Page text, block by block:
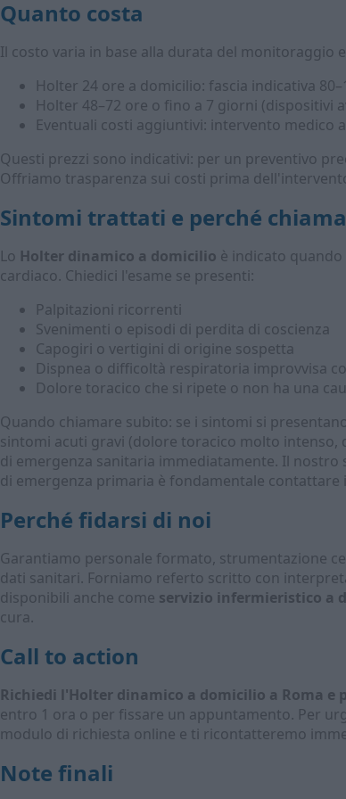
Quanto costa
Il costo varia in base alla durata del monitoraggio
Holter 24 ore a domicilio: fascia indicativa
Holter 48–72 ore o fino a 7 giorni (dispositivi
Eventuali costi aggiuntivi: intervento
Questi prezzi sono indicativi: per un preventivo
Offriamo trasparenza sui costi prima
Sintomi trattati e perché
Lo Holter dinamico a domicilio è indicato
cardiaco. Chiedici l'esame se presenti:
Palpitazioni ricorrenti
Svenimenti o episodi di perdita di coscienza
Capogiri o vertigini di origine sospetta
Dispnea o difficoltà respiratoria improvvisa
Dolore toracico che si ripete o non ha una
Quando chiamare subito: se i sintomi si
sintomi acuti gravi (dolore toracico molto
di emergenza sanitaria immediatamente. Il
di emergenza primaria è fondamentale contattare
Perché fidarsi di noi
Garantiamo personale formato, strumentazione
dati sanitari. Forniamo referto scritto con
disponibili anche come servizio infermieristico a
cura.
Call to action
Richiedi l'Holter dinamico a domicilio a Roma e
entro 1 ora o per fissare un appuntamento. Per
modulo di richiesta online e ti ricontatteremo
Note finali